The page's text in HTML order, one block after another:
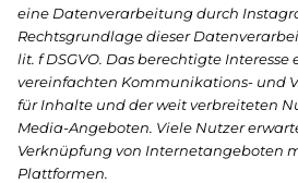
eine Datenverarbeitung durch
Rechtsgrundlage dieser
lit. f DSGVO. Das berechtigte Interesse
vereinfachten Kommunikations- und
für Inhalte und der weit verbreiteten
Media-Angeboten. Viele Nutzer
Verknüpfung von Internetangeboten
Plattformen.